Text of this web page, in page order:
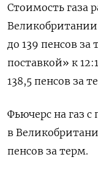
Стоимость газа
Великобритании
до 139 пенсов
поставкой» к
138,5 пенсов за
Фьючерс на газ
в
пенсов за терм.